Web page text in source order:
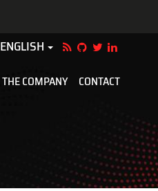
ENGLISH Toggle Dropdown
THE COMPANY CONTACT